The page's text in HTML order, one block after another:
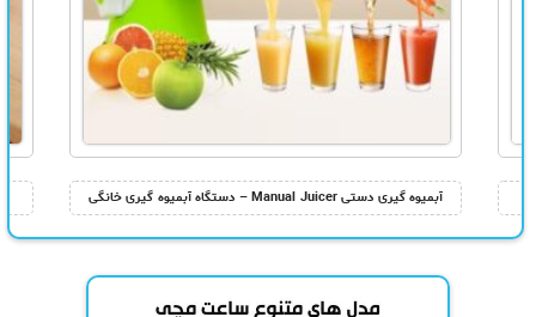
آبمیوه گیری دستی Manual Juicer – دستگاه آبمیوه گیری خانگی